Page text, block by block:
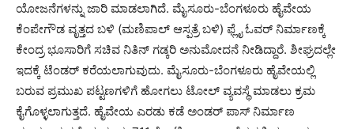
ಯೋಜನೆಗಳನ್ನು ಜಾರಿ ಮಾಡಲಾಗಿದೆ. ಮೈಸೂರು-ಬೆಂಗಳೂರು ಹೈವೇಯ
ಕೆಂಪೇಗೌಡ ವೃತ್ತದ ಬಳಿ (ಮಣಿಪಾಲ್ ಆಸ್ಪತ್ರೆ ಬಳಿ) ಫ್ಲೈ ಓವರ್ ನಿರ್ಮಾಣಕ್ಕೆ
ಕೇಂದ್ರ ಭೂಸಾರಿಗೆ ಸಚಿವ ನಿತಿನ್ ಗಡ್ಕರಿ ಅನುಮೋದನೆ ನೀಡಿದ್ದಾರೆ. ಶೀಘ್ರದಲ್ಲೇ
ಇದಕ್ಕೆ ಟೆಂಡರ್ ಕರೆಯಲಾಗುವುದು. ಮೈಸೂರು-ಬೆಂಗಳೂರು ಹೈವೇಯಲ್ಲಿ
ಬರುವ ಪ್ರಮುಖ ಪಟ್ಟಣಗಳಿಗೆ ಹೋಗಲು ಟೋಲ್ ವ್ಯವಸ್ಥೆ ಮಾಡಲು ಕ್ರಮ
ಕೈಗೊಳ್ಳಲಾಗುತ್ತದೆ. ಹೈವೇಯ ಎರಡು ಕಡೆ ಅಂಡರ್ ಪಾಸ್ ನಿರ್ಮಾಣ